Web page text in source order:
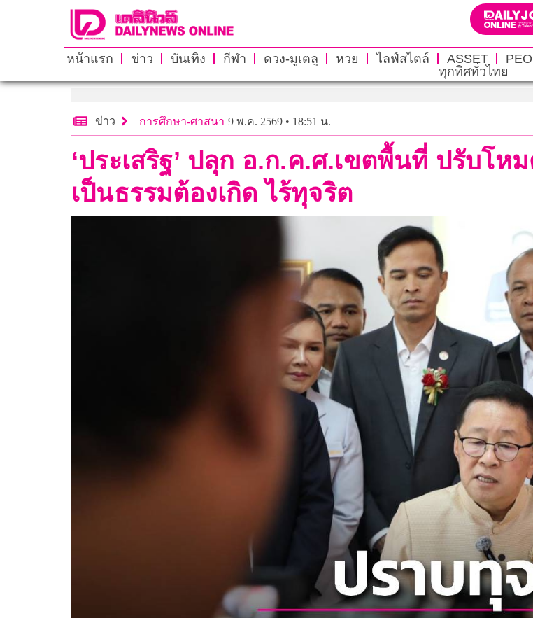
หน้าแรก ข่าว บันเทิง กีฬา ดวง-มูเตลู หวย ไลฟ์สไตล์ ASSET
ทุกทิศทั่วไทย
ข่าว การศึกษา-ศาสนา 9 พ.ค. 2569 • 18:51 น.
‘ประเสริฐ’ ปลุก อ.ก.ค.ศ.เขตพื้นที่ ปรับโ
เป็นธรรมต้องเกิด ไร้ทุจริต